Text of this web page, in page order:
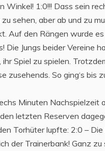
Winkel! 1:0!!! Dass sein
sehen, aber ab und zu
Auf den Rängen wurde
Die Jungs beider Vereine
Spiel zu spielen.
zusehends. So ging‘s bis
Minuten Nachspielzeit
letzten Reserven
Torhüter lupfte: 2:0 –
der Trainerbank! Ganz